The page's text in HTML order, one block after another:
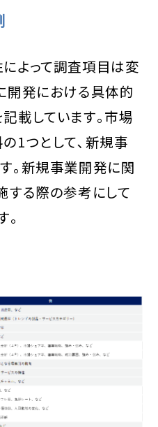
よって調査項目は変
開発における具体的
載しています｡市場
1つとして､新規事
｡新規事業開発に関
する際の参考にして
｡